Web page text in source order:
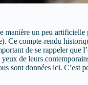
manière un peu
Ce compte-rendu
de se rappeler
de leurs
sont données ici. C’est